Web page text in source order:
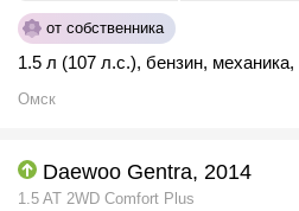
от собственника
1.5 л (107 л.с.), бензин, механика,
Омск
Daewoo Gentra, 2014
1.5 AT 2WD Comfort Plus